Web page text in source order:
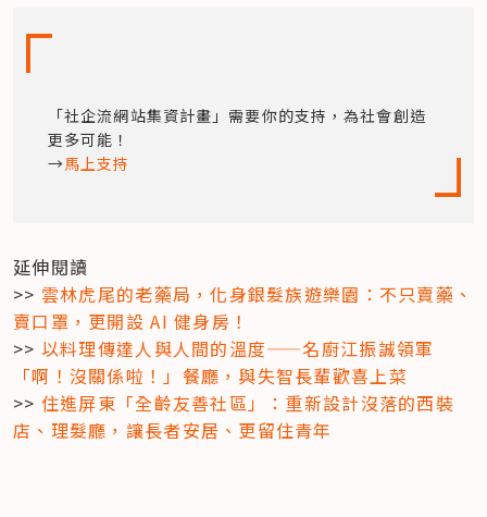
「社企流網站集資計畫」需要你的支持，為社會創造
更多可能！
→馬上支持
延伸閱讀
>> 雲林虎尾的老藥局，化身銀髮族遊樂園：不只賣藥、
賣口罩，更開設 AI 健身房！
>> 以料理傳達人與人間的溫度——名廚江振誠領軍
「啊！沒關係啦！」餐廳，與失智長輩歡喜上菜
>> 住進屏東「全齡友善社區」：重新設計沒落的西裝
店、理髮廳，讓長者安居、更留住青年